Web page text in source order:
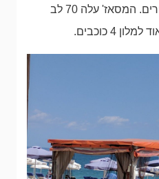
כושר וזה עזר לשחרור השרירים. המסאז' עלה 70 לב